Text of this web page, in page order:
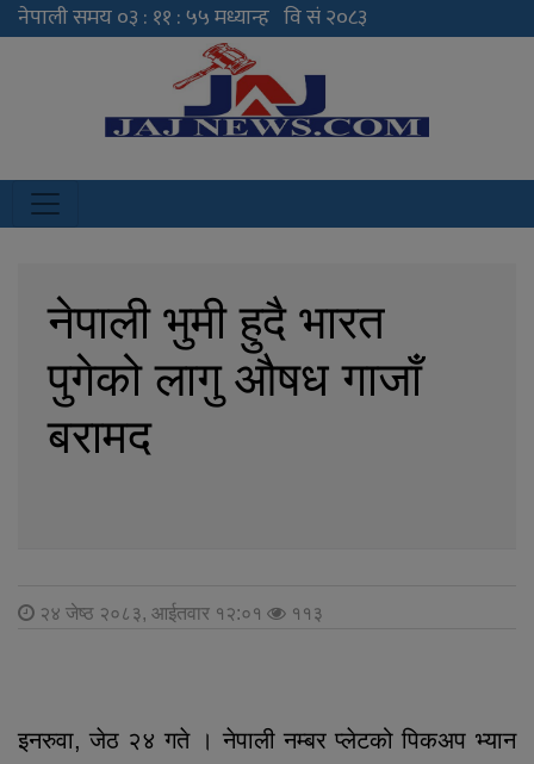
नेपाली भुमी हुदै भारत
पुगेको लागु औषध गाजाँ
बरामद
२४ जेष्ठ २०८३, आईतवार १२:०१ ११३
इनरुवा, जेठ २४ गते । नेपाली नम्बर प्लेटको पिकअप भ्यान